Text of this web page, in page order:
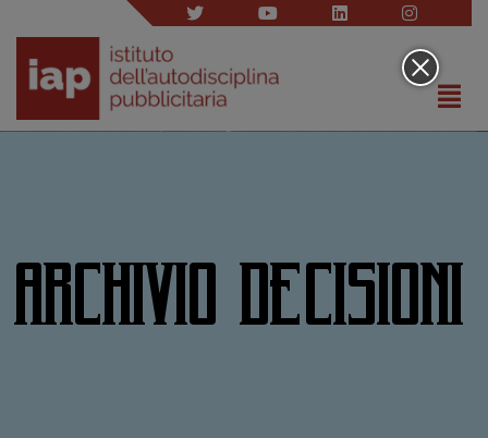
ARCHIVIO DECISIONI